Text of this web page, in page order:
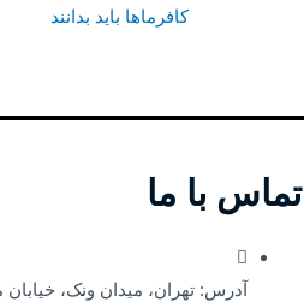
کافرماها باید بدانند
تماس با ما
آدرس: تهران، میدان ونک، خیابان